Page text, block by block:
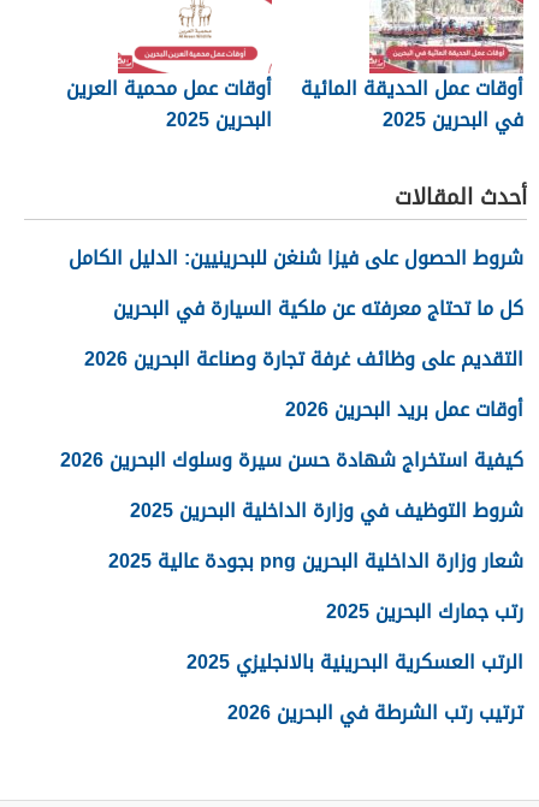
أوقات عمل الحديقة المائية
في البحرين 2025
أوقات عمل محمية العرين
البحرين 2025
أحدث المقالات
شروط الحصول على فيزا شنغن للبحرينيين: الدليل الكامل
كل ما تحتاج معرفته عن ملكية السيارة في البحرين
التقديم على وظائف غرفة تجارة وصناعة البحرين 2026
أوقات عمل بريد البحرين 2026
كيفية استخراج شهادة حسن سيرة وسلوك البحرين 2026
شروط التوظيف في وزارة الداخلية البحرين 2025
شعار وزارة الداخلية البحرين png بجودة عالية 2025
رتب جمارك البحرين 2025
الرتب العسكرية البحرينية بالانجليزي 2025
ترتيب رتب الشرطة في البحرين 2026